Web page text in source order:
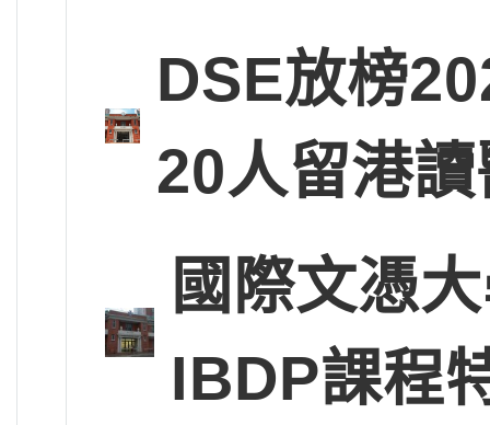
DSE放榜
20人留港
國際文憑
IBDP課程